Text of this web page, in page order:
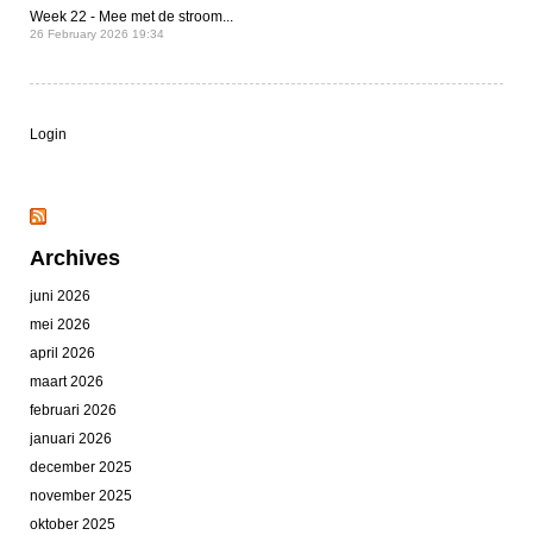
Week 22 - Mee met de stroom...
26 February 2026 19:34
Login
Archives
juni 2026
mei 2026
april 2026
maart 2026
februari 2026
januari 2026
december 2025
november 2025
oktober 2025